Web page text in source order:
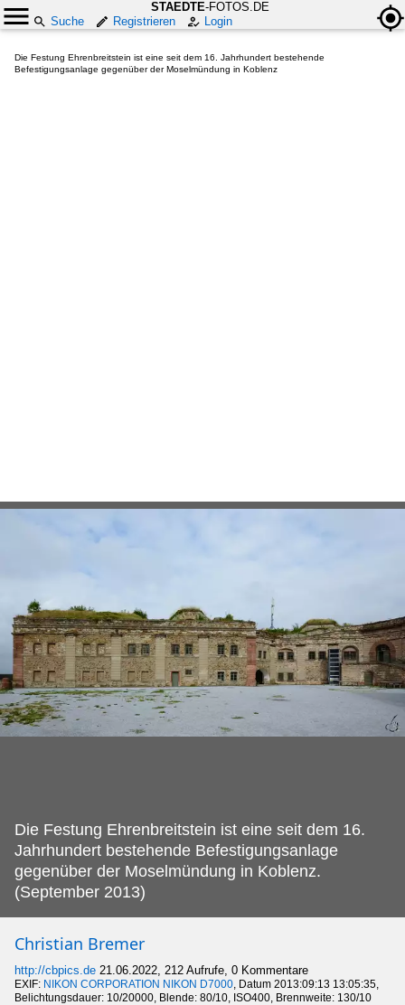
STAEDTE-FOTOS.DE
Suche
Registrieren Login
Die Festung Ehrenbreitstein ist eine seit dem 16. Jahrhundert bestehende
Befestigungsanlage gegenüber der Moselmündung in Koblenz
Die Festung Ehrenbreitstein ist eine seit dem 16.
Jahrhundert bestehende Befestigungsanlage
gegenüber der Moselmündung in Koblenz.
(September 2013)
Christian Bremer
http://cbpics.de 21.06.2022, 212 Aufrufe, 0 Kommentare
EXIF: NIKON CORPORATION NIKON D7000, Datum 2013:09:13 13:05:35,
Belichtungsdauer: 10/20000, Blende: 80/10, ISO400, Brennweite: 130/10